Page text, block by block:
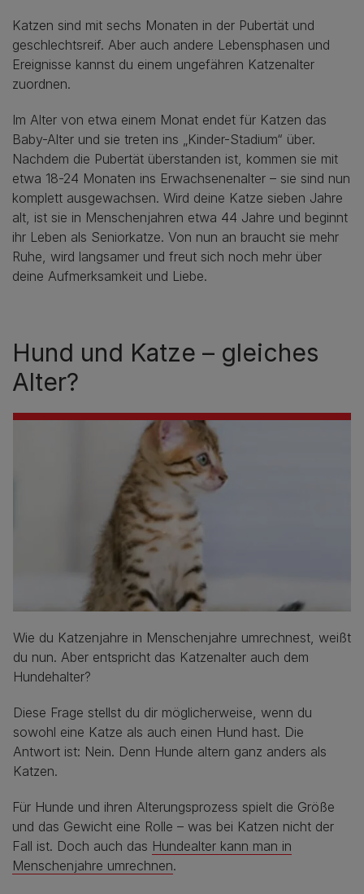
Katzen sind mit sechs Monaten in der Pubertät und
geschlechtsreif. Aber auch andere Lebensphasen und
Ereignisse kannst du einem ungefähren Katzenalter
zuordnen.
Im Alter von etwa einem Monat endet für Katzen das
Baby-Alter und sie treten ins „Kinder-Stadium“ über.
Nachdem die Pubertät überstanden ist, kommen sie mit
etwa 18-24 Monaten ins Erwachsenenalter – sie sind nun
komplett ausgewachsen. Wird deine Katze sieben Jahre
alt, ist sie in Menschenjahren etwa 44 Jahre und beginnt
ihr Leben als Seniorkatze. Von nun an braucht sie mehr
Ruhe, wird langsamer und freut sich noch mehr über
deine Aufmerksamkeit und Liebe.
Hund und Katze – gleiches
Alter?
Wie du Katzenjahre in Menschenjahre umrechnest, weißt
du nun. Aber entspricht das Katzenalter auch dem
Hundehalter?
Diese Frage stellst du dir möglicherweise, wenn du
sowohl eine Katze als auch einen Hund hast. Die
Antwort ist: Nein. Denn Hunde altern ganz anders als
Katzen.
Für Hunde und ihren Alterungsprozess spielt die Größe
und das Gewicht eine Rolle – was bei Katzen nicht der
Fall ist. Doch auch das Hundealter kann man in
Menschenjahre umrechnen.